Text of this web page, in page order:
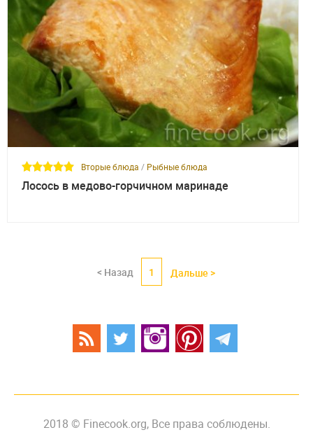
Вторые блюда / Рыбные блюда
Лосось в медово-горчичном маринаде
< Назад 1 Дальше >
2018 © Finecook.org, Все права соблюдены.